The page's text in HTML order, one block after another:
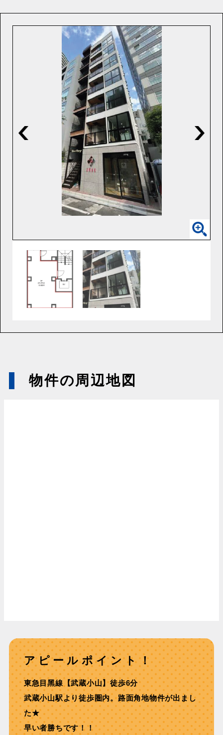
物件の周辺地図
アピールポイント！
東急⽬⿊線【武蔵⼩⼭】徒歩6分
武蔵⼩⼭駅より徒歩圏内。路⾯⾓地物件が出まし
た★
早い者勝ちです！！